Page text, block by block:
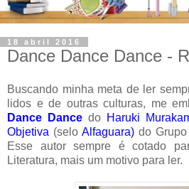
18 abril 2016
Dance Dance Dance -
Buscando minha meta de ler
lidos e de outras culturas, me
Dance Dance do Haruki
Objetiva (selo Alfaguara) do Grupo
Esse autor sempre é cotado
Literatura, mais um motivo para ler.